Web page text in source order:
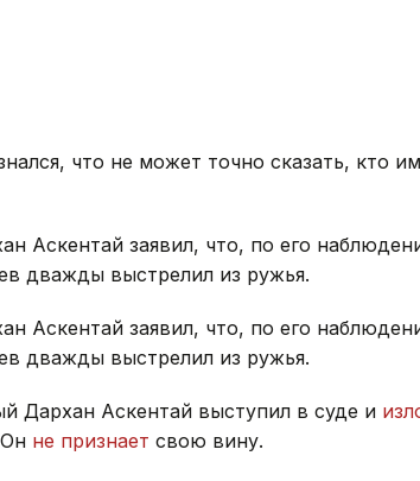
что не может точно сказать, кто
Аскентай заявил, что, по его
дважды выстрелил из ружья.
Аскентай заявил, что, по его
дважды выстрелил из ружья.
Дархан Аскентай выступил в суде и
не признает свою вину.